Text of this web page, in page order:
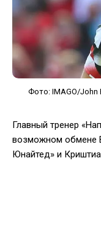
Фото: IMAGO/John
Главный тренер
возможном обмене
Юнайтед» и